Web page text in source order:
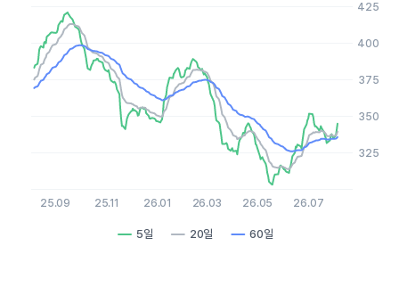
View as data table, Chart
The chart has 1 X axis displaying Time. Data ranges from
The chart has 1 Y axis displaying values. Data ranges from
5일 20일 60일
25.09 25.11 26.01 26.03 26.05 26.07
325
350
375
400
425